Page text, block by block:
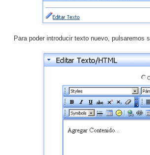
Para poder introducir texto nuevo, pulsaremos